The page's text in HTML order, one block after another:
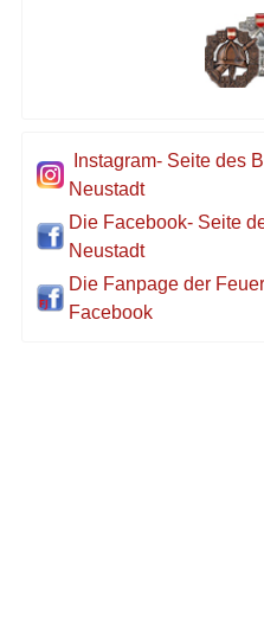
Instagram- Seite des
Neustadt
Die Facebook- Seite
Neustadt
Die Fanpage der
Facebook